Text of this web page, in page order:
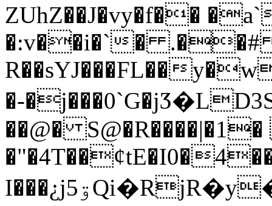
ZUhZ��J�vy�f��
�:v��i�`� .��#
R��sYJ���FL��
�-
��@�
I���¿j5ۊQi�RjR�y�ih9��Jÿ��P�+;��3 P+�tq��q0Ó��b)�0�=